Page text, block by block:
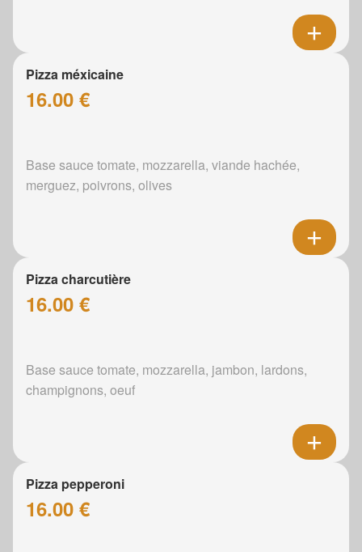
Pizza méxicaine
16.00 €
Base sauce tomate, mozzarella, viande hachée,
merguez, poivrons, olives
Pizza charcutière
16.00 €
Base sauce tomate, mozzarella, jambon, lardons,
champignons, oeuf
Pizza pepperoni
16.00 €